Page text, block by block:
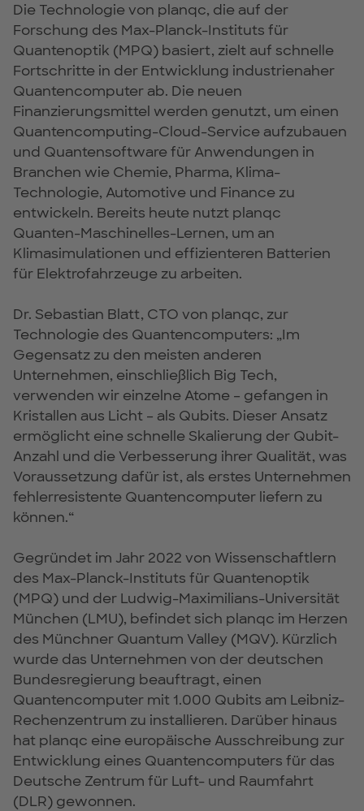
Die Technologie von planqc, die auf der
Forschung des Max-Planck-Instituts für
Quantenoptik (MPQ) basiert, zielt auf schnelle
Fortschritte in der Entwicklung industrienaher
Quantencomputer ab. Die neuen
Finanzierungsmittel werden genutzt, um einen
Quantencomputing-Cloud-Service aufzubauen
und Quantensoftware für Anwendungen in
Branchen wie Chemie, Pharma, Klima-
Technologie, Automotive und Finance zu
entwickeln. Bereits heute nutzt planqc
Quanten-Maschinelles-Lernen, um an
Klimasimulationen und effizienteren Batterien
für Elektrofahrzeuge zu arbeiten.
Dr. Sebastian Blatt, CTO von planqc, zur
Technologie des Quantencomputers: „Im
Gegensatz zu den meisten anderen
Unternehmen, einschließlich Big Tech,
verwenden wir einzelne Atome – gefangen in
Kristallen aus Licht – als Qubits. Dieser Ansatz
ermöglicht eine schnelle Skalierung der Qubit-
Anzahl und die Verbesserung ihrer Qualität, was
Voraussetzung dafür ist, als erstes Unternehmen
fehlerresistente Quantencomputer liefern zu
können.“
Gegründet im Jahr 2022 von Wissenschaftlern
des Max-Planck-Instituts für Quantenoptik
(MPQ) und der Ludwig-Maximilians-Universität
München (LMU), befindet sich planqc im Herzen
des Münchner Quantum Valley (MQV). Kürzlich
wurde das Unternehmen von der deutschen
Bundesregierung beauftragt, einen
Quantencomputer mit 1.000 Qubits am Leibniz-
Rechenzentrum zu installieren. Darüber hinaus
hat planqc eine europäische Ausschreibung zur
Entwicklung eines Quantencomputers für das
Deutsche Zentrum für Luft- und Raumfahrt
(DLR) gewonnen.